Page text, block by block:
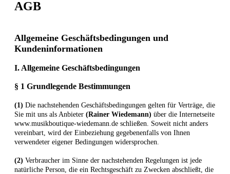
AGB
Allgemeine Geschäftsbedingungen und
Kundeninformationen
I. Allgemeine Geschäftsbedingungen
§ 1 Grundlegende Bestimmungen
(1) Die nachstehenden Geschäftsbedingungen gelten für Verträge, die
Sie mit uns als Anbieter (Rainer Wiedemann) über die Internetseite
www.musikboutique-wiedemann.de schließen. Soweit nicht anders
vereinbart, wird der Einbeziehung gegebenenfalls von Ihnen
verwendeter eigener Bedingungen widersprochen.
(2) Verbraucher im Sinne der nachstehenden Regelungen ist jede
natürliche Person, die ein Rechtsgeschäft zu Zwecken abschließt, die